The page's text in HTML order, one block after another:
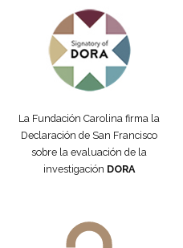
La Fundación Carolina firma la
Declaración de San Francisco
sobre la evaluación de la
investigación DORA